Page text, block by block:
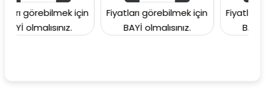
için
Fiyatları görebilmek için
BAYİ olmalısınız.
Fiyatları
BAYİ